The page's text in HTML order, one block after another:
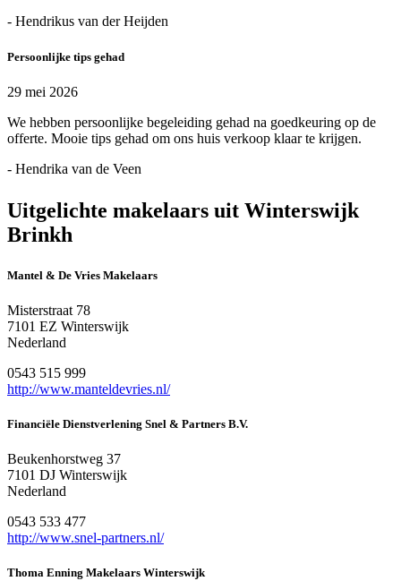
- Hendrikus van der Heijden
Persoonlijke tips gehad
29 mei 2026
We hebben persoonlijke begeleiding gehad na goedkeuring op de
offerte. Mooie tips gehad om ons huis verkoop klaar te krijgen.
- Hendrika van de Veen
Uitgelichte makelaars uit Winterswijk
Brinkh
Mantel & De Vries Makelaars
Misterstraat 78
7101 EZ Winterswijk
Nederland
0543 515 999
http://www.manteldevries.nl/
Financiële Dienstverlening Snel & Partners B.V.
Beukenhorstweg 37
7101 DJ Winterswijk
Nederland
0543 533 477
http://www.snel-partners.nl/
Thoma Enning Makelaars Winterswijk